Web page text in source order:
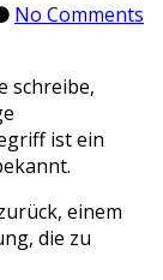
No Comments
schreibe,
ist ein
einem
die zu